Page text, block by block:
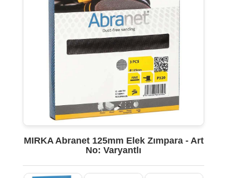
MIRKA Abranet 125mm Elek Zımpara - Art
No: Varyantlı